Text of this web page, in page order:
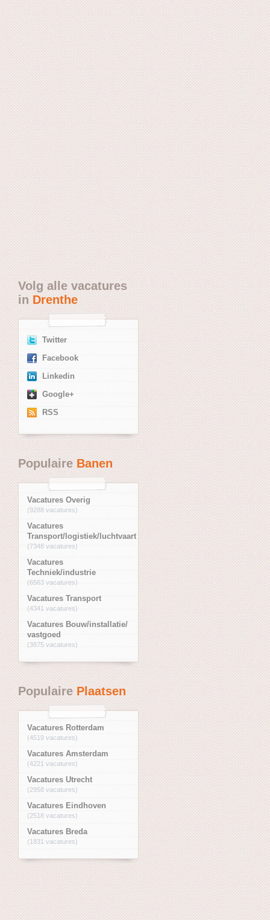
Volg alle vacatures
inDrenthe
Twitter
Facebook
Linkedin
Google+
RSS
PopulaireBanen
Vacatures Overig
(9288 vacatures)
Vacatures
Transport/logistiek/luchtvaart
(7348 vacatures)
Vacatures
Techniek/industrie
(6563 vacatures)
Vacatures Transport
(4341 vacatures)
Vacatures Bouw/installatie/
vastgoed
(3875 vacatures)
PopulairePlaatsen
Vacatures Rotterdam
(4519 vacatures)
Vacatures Amsterdam
(4221 vacatures)
Vacatures Utrecht
(2958 vacatures)
Vacatures Eindhoven
(2518 vacatures)
Vacatures Breda
(1831 vacatures)